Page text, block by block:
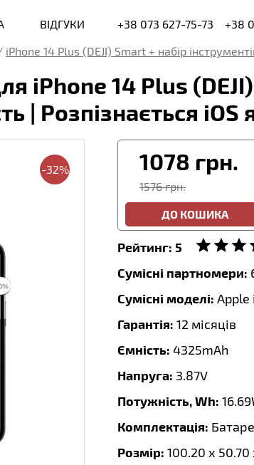
ВІДГУКИ +38 073 627-75-73
+38
iPhone 14 Plus (DEJI) Smart + набір
iPhone 14 Plus (DEJI)
| Розпізнається iOS
-32% 1078 грн.
1576 грн.
ДО КОШИКА
Рейтинг: 5
Сумісні партномери:
Сумісні моделі: Apple
Гарантія: 12 місяців
Ємність: 4325mAh
Напруга: 3.87V
Потужність, Wh:
Комплектація:
Розмір: 100.20 x